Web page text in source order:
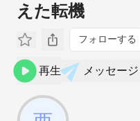
えた転機
フォローする
再生 メッセー